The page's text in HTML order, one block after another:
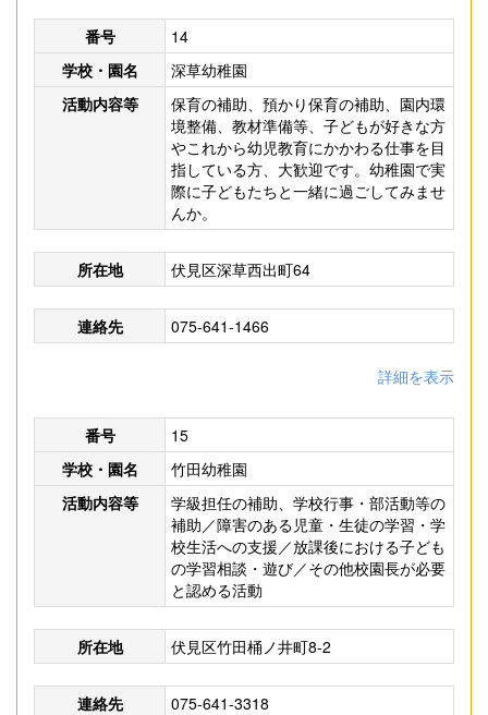
番号
14
学校・園名
深草幼稚園
活動内容等
保育の補助、預かり保育の補助、園内環
境整備、教材準備等、子どもが好きな方
やこれから幼児教育にかかわる仕事を目
指している方、大歓迎です。幼稚園で実
際に子どもたちと一緒に過ごしてみませ
んか。
所在地 伏見区深草西出町64
連絡先 075-641-1466
詳細を表示
番号
15
学校・園名
竹田幼稚園
活動内容等
学級担任の補助、学校行事・部活動等の
補助／障害のある児童・生徒の学習・学
校生活への支援／放課後における子ども
の学習相談・遊び／その他校園長が必要
と認める活動
所在地 伏見区竹田桶ノ井町8-2
連絡先 075-641-3318